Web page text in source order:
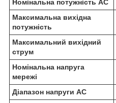
Номінальна потужність AC
Максимальна вихідна
потужність
Максимальний вихідний
струм
Номінальна напруга
мережі
Діапазон напруги AC